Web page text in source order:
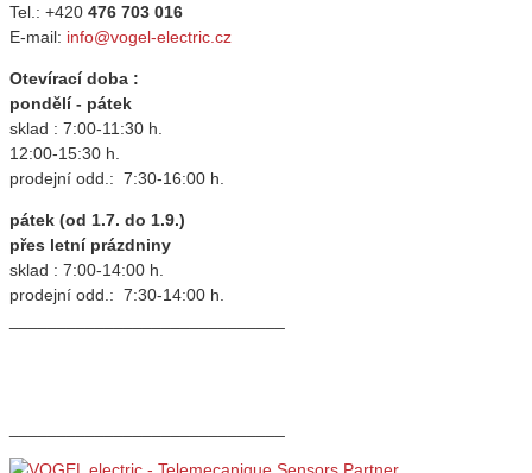
Tel.: +420 476 703 016
E-mail: info@vogel-electric.cz
Otevírací doba :
pondělí - pátek
sklad : 7:00-11:30 h.
12:00-15:30 h.
prodejní odd.: 7:30-16:00 h.
pátek (od 1.7. do 1.9.)
přes letní prázdniny
sklad : 7:00-14:00 h.
prodejní odd.: 7:30-14:00 h.